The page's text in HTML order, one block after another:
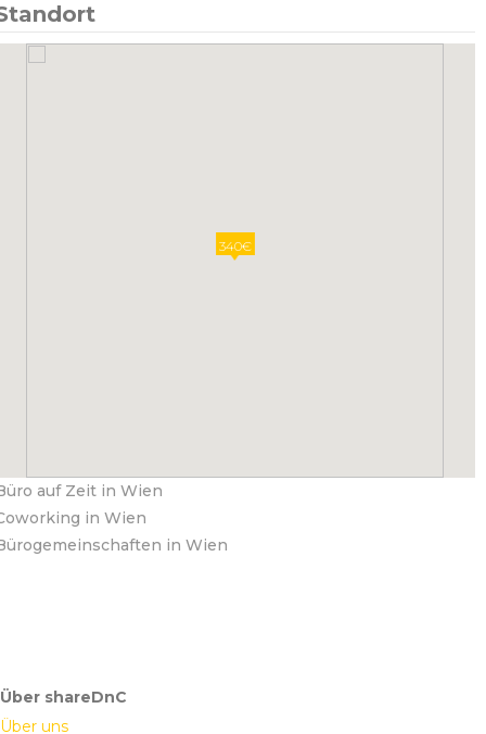
340€
auf Zeit in Wien
in Wien
in Wien
Über shareDnC
Über uns